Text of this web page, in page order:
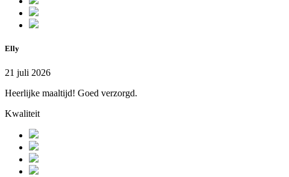
Elly
21 juli 2026
Heerlijke maaltijd! Goed verzorgd.
Kwaliteit